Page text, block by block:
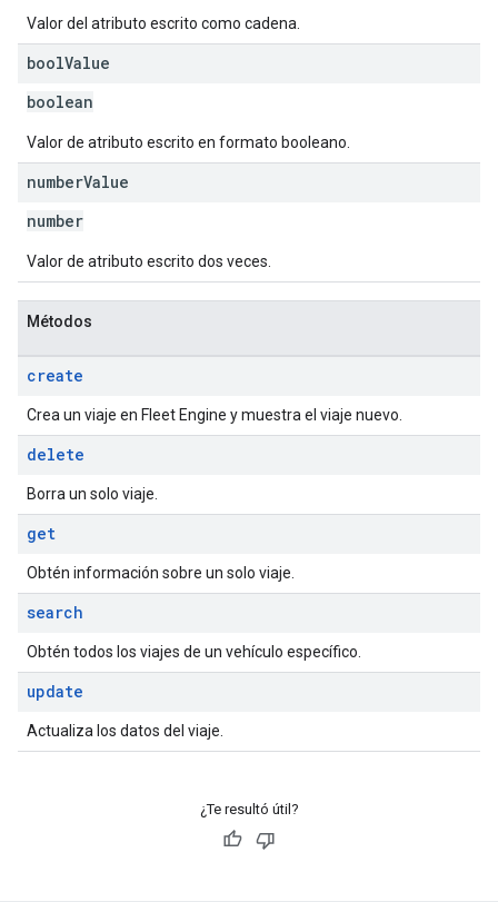
Valor del atributo escrito como cadena.
boolValue
boolean
Valor de atributo escrito en formato booleano.
numberValue
number
Valor de atributo escrito dos veces.
Métodos
create
Crea un viaje en Fleet Engine y muestra el viaje nuevo.
delete
Borra un solo viaje.
get
Obtén información sobre un solo viaje.
search
Obtén todos los viajes de un vehículo específico.
update
Actualiza los datos del viaje.
¿Te resultó útil?